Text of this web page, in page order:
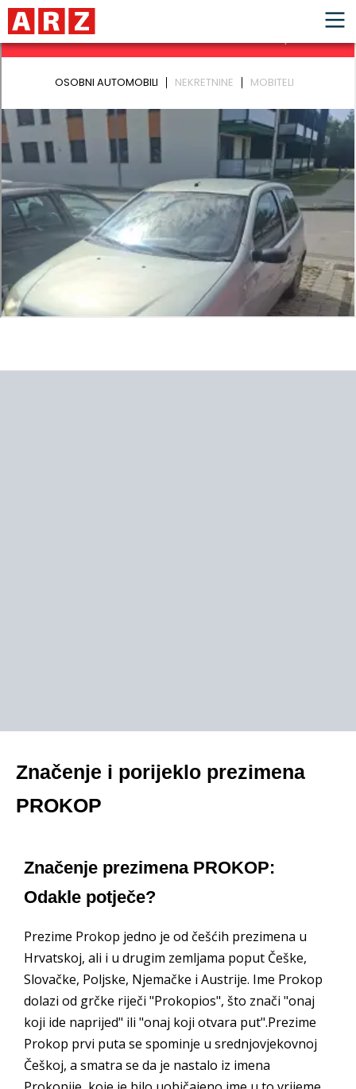
Značenje i porijeklo prezimena
PROKOP
Značenje prezimena PROKOP:
Odakle potječe?
Prezime Prokop jedno je od češćih prezimena u
Hrvatskoj, ali i u drugim zemljama poput Češke,
Slovačke, Poljske, Njemačke i Austrije. Ime Prokop
dolazi od grčke riječi "Prokopios", što znači "onaj
koji ide naprijed" ili "onaj koji otvara put".Prezime
Prokop prvi puta se spominje u srednjovjekovnoj
Češkoj, a smatra se da je nastalo iz imena